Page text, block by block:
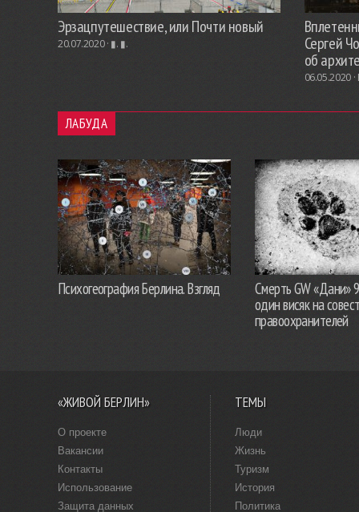
Эрзацпутешествие, или Почти новый
20.07.2020 · ▮. ▮.
Сергей
об
06.05.2020 ·
ЛАБУДА
Психогеография Берлина. Взгляд
Смерть GW «Дани»
один висяк на
правоохранителей
«ЖИВОЙ БЕРЛИН»
О проекте
Вакансии
Контакты
Использование
Защита данных
ТЕМЫ
Люди
Жизнь
Туризм
История
Политика